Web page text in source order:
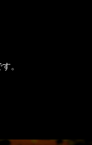
。